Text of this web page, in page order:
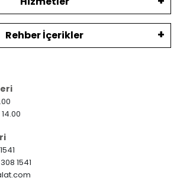
Rehber İçerikler
1541